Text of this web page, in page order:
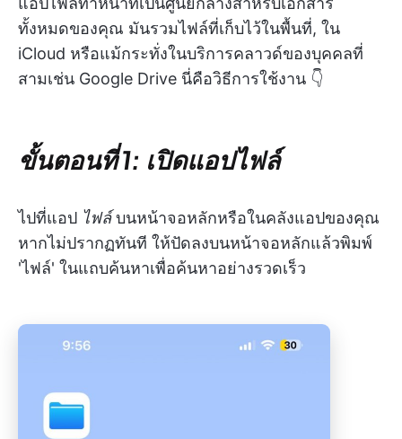
ทั้งหมดของคุณ มันรวมไฟล์ที่เก็บไว้ในพื้นที่, ใน
iCloud หรือแม้กระทั่งในบริการคลาวด์ของบุคคลที่
สามเช่น Google Drive นี่คือวิธีการใช้งาน 👇
ขั้นตอนที่ 1: เปิดแอปไฟล์
ไปที่แอป ไฟล์บนหน้าจอหลักหรือในคลังแอปของคุณ
หากไม่ปรากฏทันที ให้ปัดลงบนหน้าจอหลักแล้วพิมพ์
'ไฟล์' ในแถบค้นหาเพื่อค้นหาอย่างรวดเร็ว